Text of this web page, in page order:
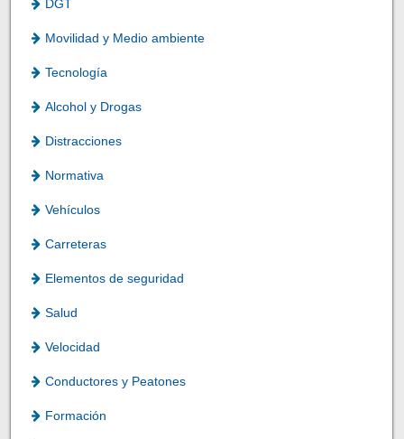
DGT
Movilidad y Medio ambiente
Tecnología
Alcohol y Drogas
Distracciones
Normativa
Vehículos
Carreteras
Elementos de seguridad
Salud
Velocidad
Conductores y Peatones
Formación